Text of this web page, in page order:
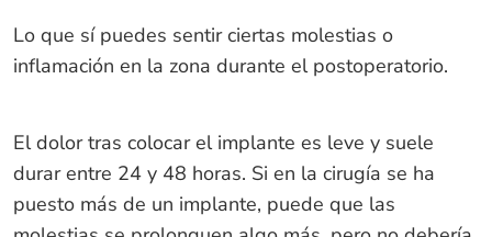
Lo que sí puedes sentir ciertas molestias o
inflamación en la zona durante el postoperatorio.
El dolor tras colocar el implante es leve y suele
durar entre 24 y 48 horas. Si en la cirugía se ha
puesto más de un implante, puede que las